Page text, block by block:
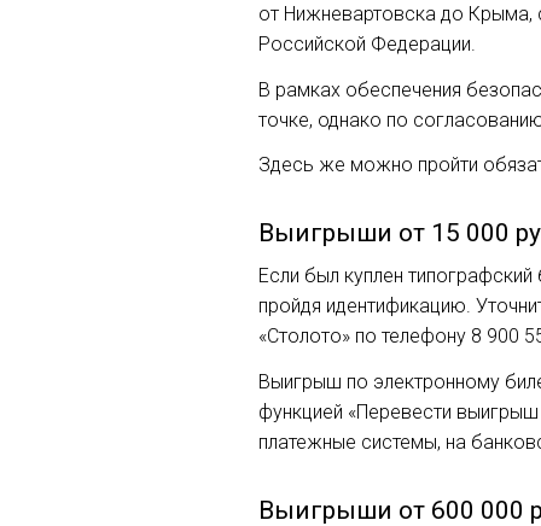
от Нижневартовска до Крыма,
Российской Федерации.
В рамках обеспечения
точке, однако по
Здесь же можно пройти
Выигрыши от 15 000
Если был куплен
пройдя идентификацию.
«Столото» по телефону 8 900
Выигрыш по электронному
функцией «Перевести
платежные системы, на
Выигрыши от 600 000